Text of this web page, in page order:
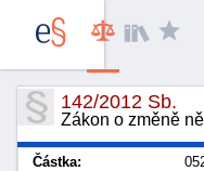
142/2012 Sb.
Zákon o změně
Částka: